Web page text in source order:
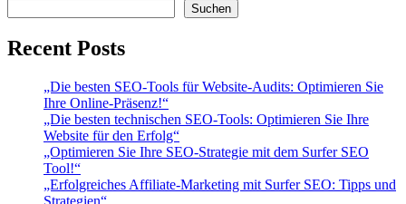
Suchen
Recent Posts
„Die besten SEO-Tools für Website-Audits: Optimieren Sie
Ihre Online-Präsenz!“
„Die besten technischen SEO-Tools: Optimieren Sie Ihre
Website für den Erfolg“
„Optimieren Sie Ihre SEO-Strategie mit dem Surfer SEO
Tool!“
„Erfolgreiches Affiliate-Marketing mit Surfer SEO: Tipps und
Strategien“